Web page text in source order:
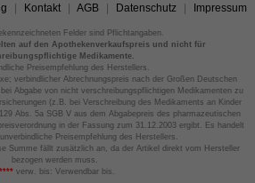
Kontakt AGB Datenschutz Impressum
Felder sind Pflichtangaben.
auf den Apothekenverkaufspreis und nicht für
Medikamente.
Preisempfehlung des Herstellers.
verbindlicher Abrechnungspreis nach der Großen Deutschen
Abgabe von nicht verschreibungspflichtigen Medikamenten zu
(z.B. bei Verschreibung des Medikaments an Kinder
Abs. 5a SGB V aus dem Abgabepreis des pharmazeutischen
in der Fassung zum 31.12.2003 ergibt. Es handelt
Preisempfehlung des Herstellers.
Summe fällt zusätzlich an, da der Artikel direkt vom Hersteller
bezogen werden muss.
verw. bis: Verwendbar bis.